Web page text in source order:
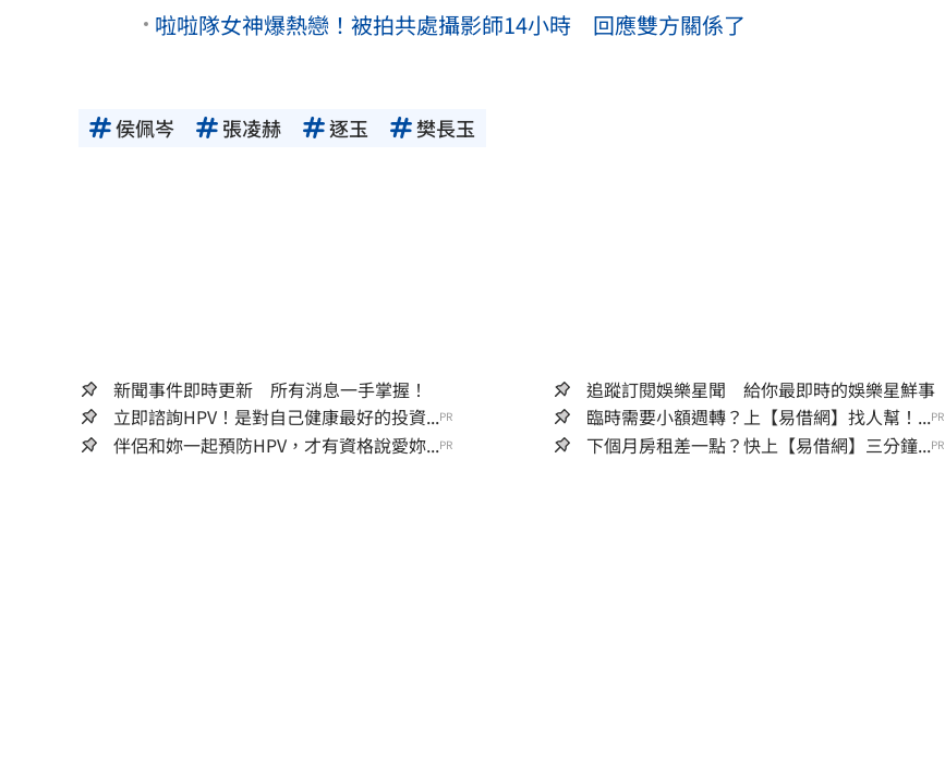
啦啦隊女神爆熱戀！被拍共處攝影師14小時 回應雙方關係了
侯佩岑 張凌赫 逐玉 樊長玉
新聞事件即時更新 所有消息一手掌握！
追蹤訂閱娛樂星聞 給你最即時的娛樂星鮮事
立即諮詢HPV！是對自己健康最好的投資...PR 臨時需要小額週轉？上【易借網】找人幫！...PR
伴侶和妳一起預防HPV，才有資格說愛妳...PR 下個月房租差一點？快上【易借網】三分鐘...PR